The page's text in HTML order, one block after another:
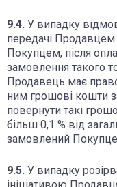
9.4. У випадку
передачі Продавцем
Покупцем, після
замовлення такого
Продавець має
ним грошові кошти
повернути такі
більш 0,1 % від
замовлений
9.5. У випадку
ініціативою